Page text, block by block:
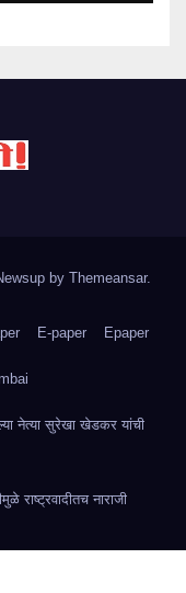
by Themeansar.
E-paper Epaper
नेत्या सुरेखा खेडकर यांची
राष्ट्रवादीतच नाराजी